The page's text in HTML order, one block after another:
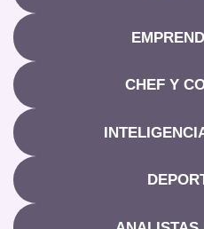
CHEF Y